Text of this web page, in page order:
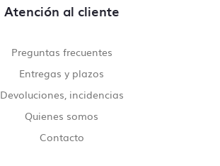
Atención al cliente
Preguntas frecuentes
Entregas y plazos
Devoluciones, incidencias
Quienes somos
Contacto